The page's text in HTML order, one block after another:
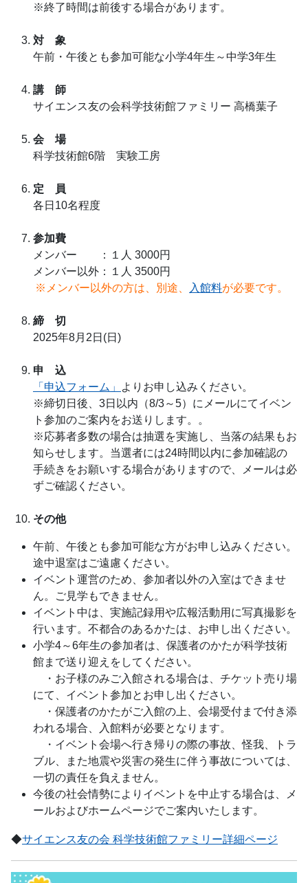
※終了時間は前後する場合があります。
対 象
午前・午後とも参加可能な小学4年生～中学3年生
講 師
サイエンス友の会科学技術館ファミリー 高橋葉子
会 場
科学技術館6階 実験工房
定 員
各日10名程度
参加費
メンバー ：１人 3000円
メンバー以外：１人 3500円
※メンバー以外の方は、別途、
入館料が必要です。
締 切
2025年8月2日(日)
申 込
「申込フォーム」
よりお申し込みください。
※締切日後、3日以内（8/3～5）にメールにてイベン
ト参加のご案内をお送りします。。
※応募者多数の場合は抽選を実施し、当落の結果もお
知らせします。当選者には24時間以内に参加確認の
手続きをお願いする場合がありますので、メールは必
ずご確認ください。
その他
午前、午後とも参加可能な方がお申し込みください。
途中退室はご遠慮ください。
イベント運営のため、参加者以外の入室はできませ
ん。ご見学もできません。
イベント中は、実施記録用や広報活動用に写真撮影を
行います。不都合のあるかたは、お申し出ください。
小学4～6年生の参加者は、保護者のかたが科学技術
館まで送り迎えをしてください。
・お子様のみご入館される場合は、チケット売り場
にて、イベント参加とお申し出ください。
・保護者のかたがご入館の上、会場受付まで付き添
われる場合、入館料が必要となります。
・イベント会場へ行き帰りの際の事故、怪我、トラ
ブル、また地震や災害の発生に伴う事故については、
一切の責任を負えません。
今後の社会情勢によりイベントを中止する場合は、メ
ールおよびホームページでご案内いたします。
◆サイエンス友の会 科学技術館ファミリー詳細ページ